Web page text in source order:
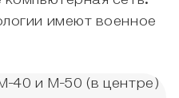
имеют военное